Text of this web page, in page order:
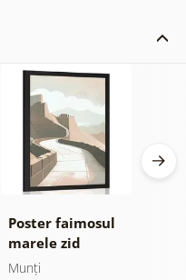
Poster faimosul
marele zid
Chinezesc
Munți